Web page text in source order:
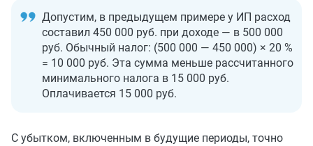
Допустим, в предыдущем примере у ИП расход
составил 450 000 руб. при доходе — в 500 000
руб. Обычный налог: (500 000 — 450 000) × 20 %
= 10 000 руб. Эта сумма меньше рассчитанного
минимального налога в 15 000 руб.
Оплачивается 15 000 руб.
С убытком, включенным в будущие периоды, точно